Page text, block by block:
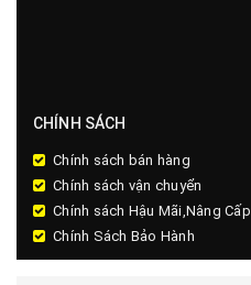
CHÍNH SÁCH
Chính sách bán hàng
Chính sách vận chuyển
Chính sách Hậu Mãi,Nâng Cấp
Chính Sách Bảo Hành